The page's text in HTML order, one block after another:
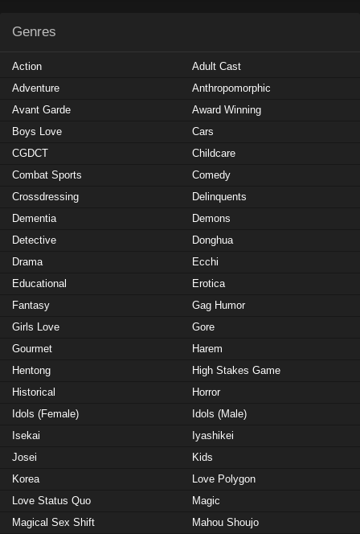
Genres
Action
Adult Cast
Adventure
Anthropomorphic
Avant Garde
Award Winning
Boys Love
Cars
CGDCT
Childcare
Combat Sports
Comedy
Crossdressing
Delinquents
Dementia
Demons
Detective
Donghua
Drama
Ecchi
Educational
Erotica
Fantasy
Gag Humor
Girls Love
Gore
Gourmet
Harem
Hentong
High Stakes Game
Historical
Horror
Idols (Female)
Idols (Male)
Isekai
Iyashikei
Josei
Kids
Korea
Love Polygon
Love Status Quo
Magic
Magical Sex Shift
Mahou Shoujo